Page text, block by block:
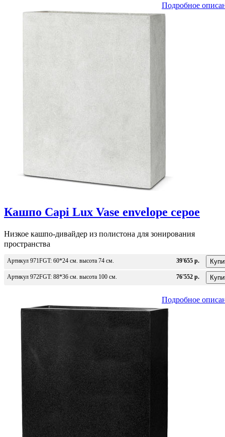
Подробное
Кашпо Capi Lux Vase envelope серое
Низкое кашпо-дивайдер из полистона для зонирования
пространства
Артикул 971FGT: 60*24 см. высота 74 см. 39'655 р.
Артикул 972FGT: 88*36 см. высота 100 см. 76'552 р.
Подробное